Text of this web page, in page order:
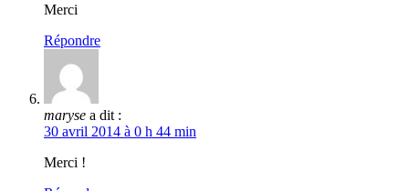
Merci
Répondre
maryse a dit :
30 avril 2014 à 0 h 44 min
Merci !